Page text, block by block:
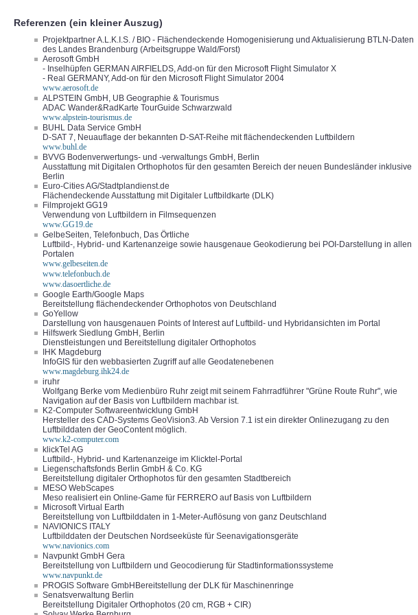
Referenzen (ein kleiner Auszug)
Projektpartner A.L.K.I.S. / BIO - Flächendeckende Homogenisierung und Aktualisierung BTLN-Daten
des Landes Brandenburg (Arbeitsgruppe Wald/Forst)
Aerosoft GmbH
- Inselhüpfen GERMAN AIRFIELDS, Add-on für den Microsoft Flight Simulator X
- Real GERMANY, Add-on für den Microsoft Flight Simulator 2004
www.aerosoft.de
ALPSTEIN GmbH, UB Geographie & Tourismus
ADAC Wander&RadKarte TourGuide Schwarzwald
www.alpstein-tourismus.de
BUHL Data Service GmbH
D-SAT 7, Neuauflage der bekannten D-SAT-Reihe mit flächendeckenden Luftbildern
www.buhl.de
BVVG Bodenverwertungs- und -verwaltungs GmbH, Berlin
Ausstattung mit Digitalen Orthophotos für den gesamten Bereich der neuen Bundesländer inklusive
Berlin
Euro-Cities AG/Stadtplandienst.de
Flächendeckende Ausstattung mit Digitaler Luftbildkarte (DLK)
Filmprojekt GG19
Verwendung von Luftbildern in Filmsequenzen
www.GG19.de
GelbeSeiten, Telefonbuch, Das Örtliche
Luftbild-, Hybrid- und Kartenanzeige sowie hausgenaue Geokodierung bei POI-Darstellung in allen
Portalen
www.gelbeseiten.de
www.telefonbuch.de
www.dasoertliche.de
Google Earth/Google Maps
Bereitstellung flächendeckender Orthophotos von Deutschland
GoYellow
Darstellung von hausgenauen Points of Interest auf Luftbild- und Hybridansichten im Portal
Hilfswerk Siedlung GmbH, Berlin
Dienstleistungen und Bereitstellung digitaler Orthophotos
IHK Magdeburg
InfoGIS für den webbasierten Zugriff auf alle Geodatenebenen
www.magdeburg.ihk24.de
iruhr
Wolfgang Berke vom Medienbüro Ruhr zeigt mit seinem Fahrradführer "Grüne Route Ruhr", wie
Navigation auf der Basis von Luftbildern machbar ist.
K2-Computer Softwareentwicklung GmbH
Hersteller des CAD-Systems GeoVision3. Ab Version 7.1 ist ein direkter Onlinezugang zu den
Luftbilddaten der GeoContent möglich.
www.k2-computer.com
klickTel AG
Luftbild-, Hybrid- und Kartenanzeige im Klicktel-Portal
Liegenschaftsfonds Berlin GmbH & Co. KG
Bereitstellung digitaler Orthophotos für den gesamten Stadtbereich
MESO WebScapes
Meso realisiert ein Online-Game für FERRERO auf Basis von Luftbildern
Microsoft Virtual Earth
Bereitstellung von Luftbilddaten in 1-Meter-Auflösung von ganz Deutschland
NAVIONICS ITALY
Luftbilddaten der Deutschen Nordseeküste für Seenavigationsgeräte
www.navionics.com
Navpunkt GmbH Gera
Bereitstellung von Luftbildern und Geocodierung für Stadtinformationssysteme
www.navpunkt.de
PROGIS Software GmbHBereitstellung der DLK für Maschinenringe
Senatsverwaltung Berlin
Bereitstellung Digitaler Orthophotos (20 cm, RGB + CIR)